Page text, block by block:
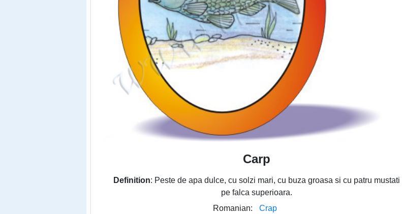
Carp
Definition: Peste de apa dulce, cu solzi mari, cu buza groasa si cu patru mustati
pe falca superioara.
Romanian:
Crap